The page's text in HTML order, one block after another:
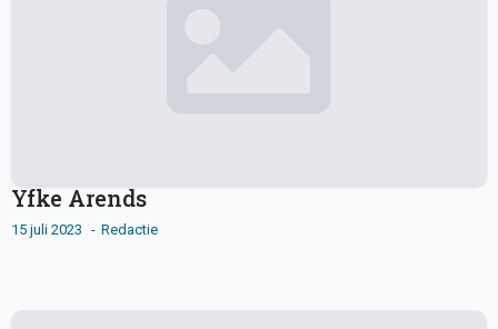
Yfke Arends
15 juli 2023 Redactie